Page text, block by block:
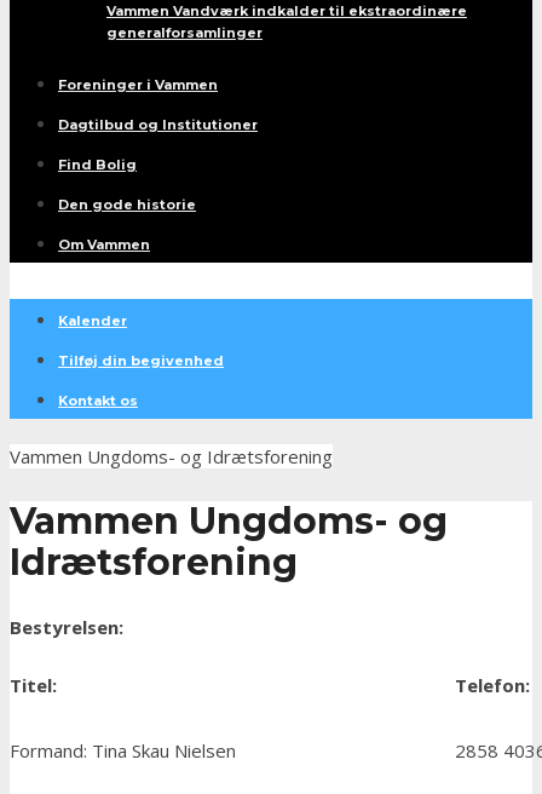
Vammen Vandværk indkalder til ekstraordinære
generalforsamlinger
Foreninger i Vammen
Dagtilbud og Institutioner
Find Bolig
Den gode historie
Om Vammen
Kalender
Tilføj din begivenhed
Kontakt os
Vammen Ungdoms- og Idrætsforening
Vammen Ungdoms- og
Idrætsforening
Bestyrelsen:
Titel: Telefon:
Formand: Tina Skau Nielsen 2858